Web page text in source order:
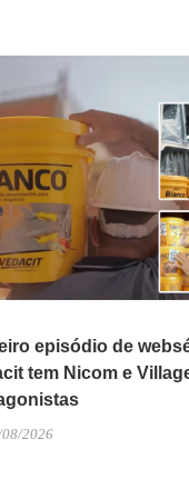
episódio de
tem Nicom e
2026